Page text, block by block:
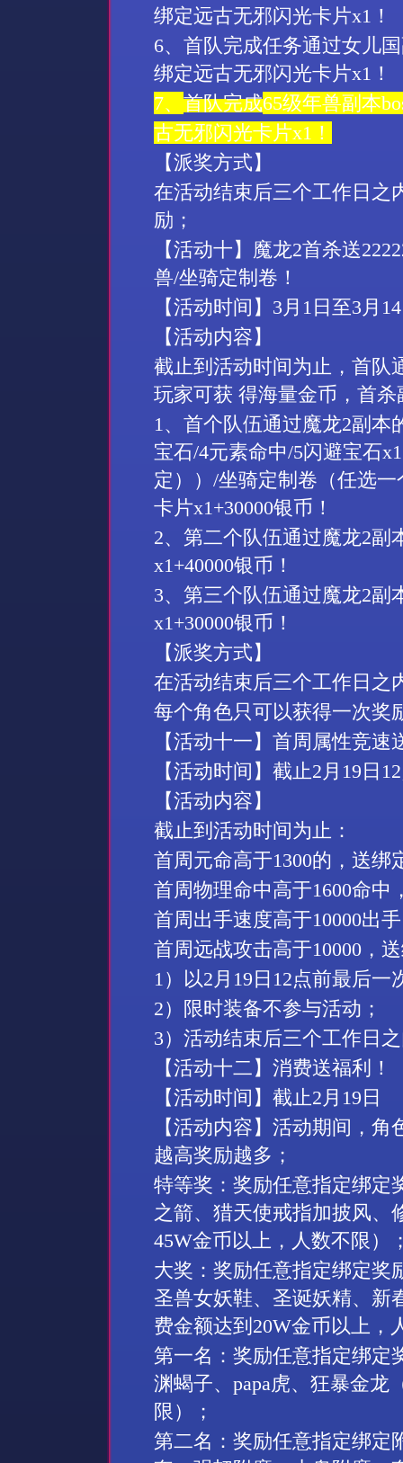
绑定远古无邪闪光卡片x1 ！
6、首队完成任务通过女儿
绑定远古无邪闪光卡片x1 ！
7、 首队完成65级年兽副本
古无邪闪光卡片x1 ！
【派奖方式】
在活动结束后三个工作日之
励；
【活动十】魔龙2首杀送
兽/坐骑定制卷！
【活动时间】 3 月 1日至3 月 14
【活动内容】
截止到活动时间为止，首队
玩家可获 得海量金币，首杀
1、首个队伍通过魔龙2副本
宝石/4元素命中/5闪避宝石
定）） /坐骑定制卷（任选
卡片x1+30000银币！
2、第二个队伍通过魔龙2副
x1+40000银币！
3、第三个队伍通过魔龙2副
x1+30000银币！
【派奖方式】
在活动结束后三个工作日之
每个角色只可以获得一次奖
【活动十一】首周属性竞速
【活动时间】截止2 月 19日 12
【活动内容】
截止到活动时间为止：
首周元命高于1300的，送绑
首周物理命中高于1600命中
首周出手速度高于10000出
首周远战攻击高于10000，
1）以2 月 19日 12点前最后一
2）限时装备不参与活动；
3）活动结束后三个工作日
【活动十二】消费送福利！
【活动时间】截止2 月 19日
【活动内容】活动期间，
越高奖励越多；
特等奖：奖励任意指定绑定
之箭、猎天使戒指加披风、
45W金币以上，人数不限）
大奖：奖励任意指定绑定奖
圣兽女妖鞋、圣诞妖精、新
费金额达到 20W金币以上，
第一名：奖励任意指定绑定
渊蝎子、 papa虎、狂暴金龙
限）；
第二名：奖励任意指定绑定